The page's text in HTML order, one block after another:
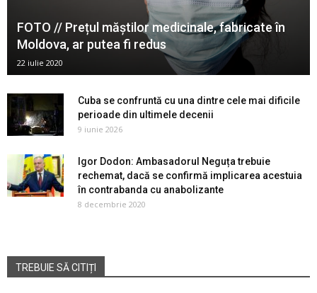
FOTO // Prețul măștilor medicinale, fabricate în
Moldova, ar putea fi redus
22 iulie 2020
Cuba se confruntă cu una dintre cele mai dificile
perioade din ultimele decenii
9 iunie 2026
Igor Dodon: Ambasadorul Neguța trebuie
rechemat, dacă se confirmă implicarea acestuia
în contrabanda cu anabolizante
8 decembrie 2020
TREBUIE SĂ CITIȚI